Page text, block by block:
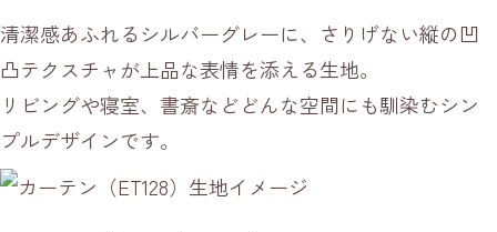
清潔感あふれるシルバーグレーに、さりげない縦の凹
凸テクスチャが上品な表情を添える生地。
リビングや寝室、書斎などどんな空間にも馴染むシン
プルデザインです。